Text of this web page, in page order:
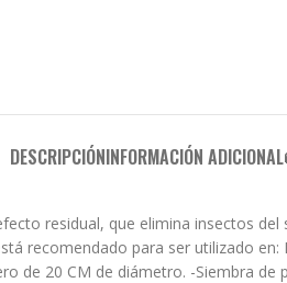
DESCRIPCIÓNINFORMACIÓN ADICIONAL
residual, que elimina insectos
recomendado para ser utilizado
de 20 CM de diámetro. -Siembra